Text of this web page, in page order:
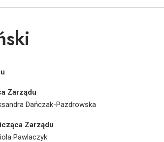
Zarządu
Dańczak-Pazdrowska
Zarządu
Pawlaczyk